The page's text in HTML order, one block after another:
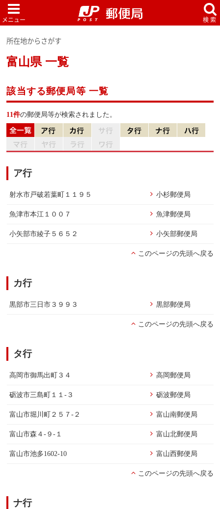
所在地からさがす
富山県 一覧
該当する郵便局等 一覧
11件の郵便局等が検索されました。
ア行
射水市戸破若葉町１１９５ 小杉郵便局
魚津市本江１００７ 魚津郵便局
小矢部市綾子５６５２ 小矢部郵便局
このページの先頭へ戻る
カ行
黒部市三日市３９９３ 黒部郵便局
このページの先頭へ戻る
タ行
高岡市御馬出町３４ 高岡郵便局
砺波市三島町１１-３ 砺波郵便局
富山市堀川町２５７-２ 富山南郵便局
富山市森４-９-１ 富山北郵便局
富山市池多1602-10 富山西郵便局
このページの先頭へ戻る
ナ行